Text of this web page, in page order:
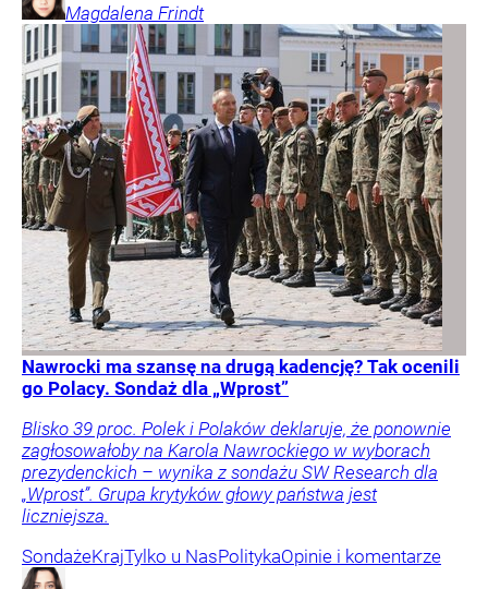
Magdalena Frindt
Nawrocki ma szansę na drugą kadencję? Tak ocenili
go Polacy. Sondaż dla „Wprost”
Blisko 39 proc. Polek i Polaków deklaruje, że ponownie
zagłosowałoby na Karola Nawrockiego w wyborach
prezydenckich – wynika z sondażu SW Research dla
„Wprost”. Grupa krytyków głowy państwa jest
liczniejsza.
SondażeKrajTylko u NasPolitykaOpinie i komentarze